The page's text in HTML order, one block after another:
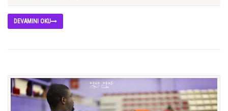
DEVAMINI OKU